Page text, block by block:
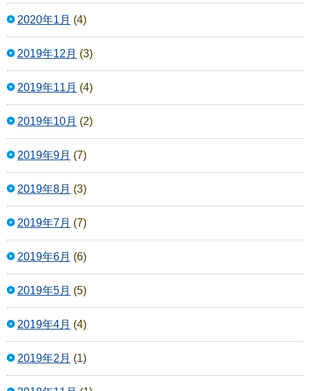
2020年1月 (4)
2019年12月 (3)
2019年11月 (4)
2019年10月 (2)
2019年9月 (7)
2019年8月 (3)
2019年7月 (7)
2019年6月 (6)
2019年5月 (5)
2019年4月 (4)
2019年2月 (1)